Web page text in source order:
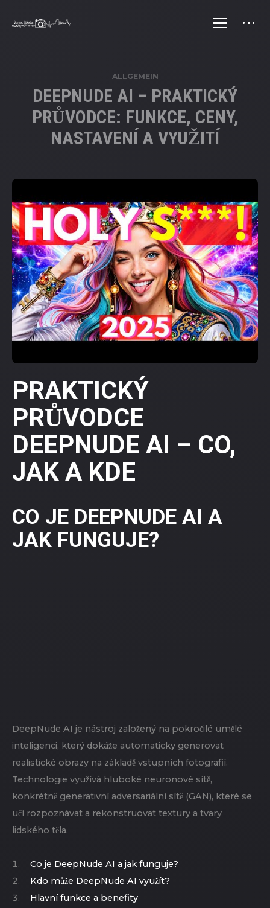
ALLGEMEIN
DEEPNUDE AI – PRAKTICKÝ
PRŮVODCE: FUNKCE, CENY,
NASTAVENÍ A VYUŽITÍ
PRAKTICKÝ
PRŮVODCE
DEEPNUDE AI – CO,
JAK A KDE
CO JE DEEPNUDE AI A
JAK FUNGUJE?
DeepNude AI je nástroj založený na pokročilé umělé
inteligenci, který dokáže automaticky generovat
realistické obrazy na základě vstupních fotografií.
Technologie využívá hluboké neuronové sítě,
konkrétně generativní adversariální sítě (GAN), které se
učí rozpoznávat a rekonstruovat textury a tvary
lidského těla.
Co je DeepNude AI a jak funguje?
Kdo může DeepNude AI využít?
Hlavní funkce a benefity